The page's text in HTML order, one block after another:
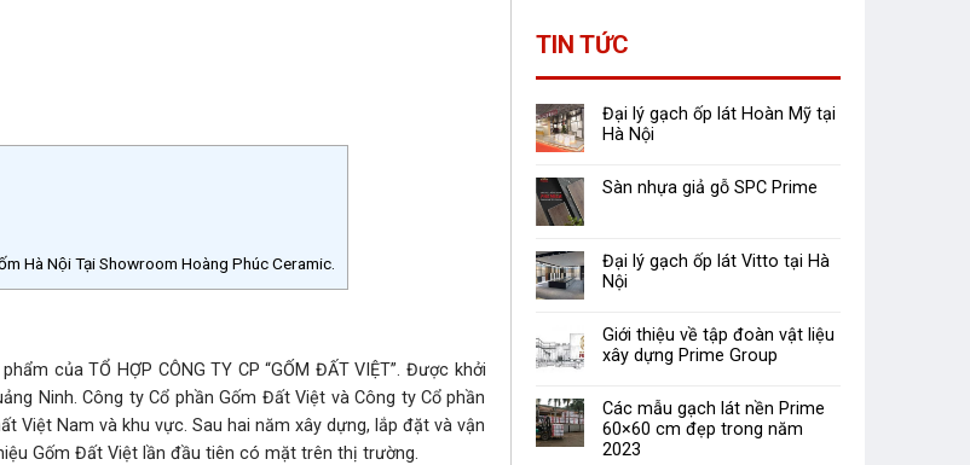
Hà Nội Tại Showroom Hoàng Phúc Ceramic.
của TỔ HỢP CÔNG TY CP “GỐM ĐẤT VIỆT”. Được khởi
Ninh. Công ty Cổ phần Gốm Đất Việt và Công ty Cổ phần
Việt Nam và khu vực. Sau hai năm xây dựng, lắp đặt và vận
Gốm Đất Việt lần đầu tiên có mặt trên thị trường.
TIN TỨC
Đại lý gạch ốp lát Hoàn Mỹ tại
Hà Nội
Sàn nhựa giả gỗ SPC Prime
Đại lý gạch ốp lát Vitto tại Hà
Nội
Giới thiệu về tập đoàn vật liệu
xây dựng Prime Group
Các mẫu gạch lát nền Prime
60×60 cm đẹp trong năm
2023